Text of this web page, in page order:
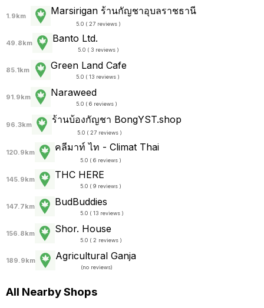
1.9km Marsirigan ร้านกัญชาอุบลราชธานี
5.0 ( 27 reviews )
49.8km Banto Ltd.
5.0 ( 3 reviews )
85.1km Green Land Cafe
5.0 ( 13 reviews )
91.9km Naraweed
5.0 ( 6 reviews )
96.3km ร้านบ้องกัญชา BongYST.shop
5.0 ( 27 reviews )
120.9km คลีมาท์ ไท - Climat Thai
5.0 ( 6 reviews )
145.9km THC HERE
5.0 ( 9 reviews )
147.7km BudBuddies
5.0 ( 13 reviews )
156.8km Shor. House
5.0 ( 2 reviews )
189.9km Agricultural Ganja
(no reviews)
All Nearby Shops